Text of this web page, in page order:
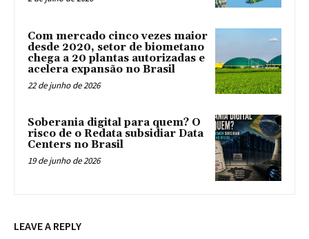
Com mercado cinco vezes maior
desde 2020, setor de biometano
chega a 20 plantas autorizadas e
acelera expansão no Brasil
22 de junho de 2026
Soberania digital para quem? O
risco de o Redata subsidiar Data
Centers no Brasil
19 de junho de 2026
LEAVE A REPLY